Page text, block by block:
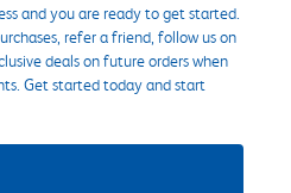
and you are ready to get started.
refer a friend, follow us on
deals on future orders when
Get started today and start